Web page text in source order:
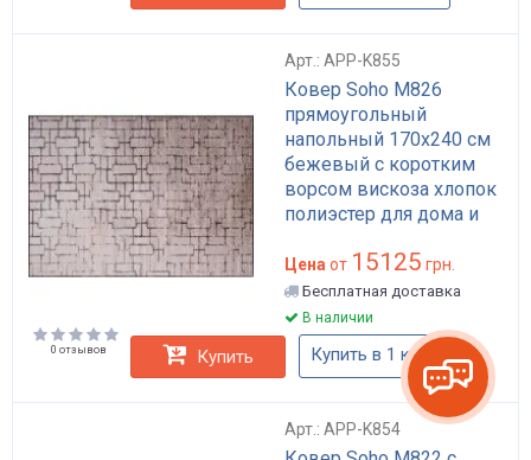
Арт.: APP-K855
Ковер Soho M826
прямоугольный
напольный 170x240 см
бежевый с коротким
ворсом вискоза хлопок
полиэстер для дома и
Цена от 15125 грн.
Бесплатная доставка
В наличии
0 отзывов Купить Купить в 1 клик
Арт.: APP-K854